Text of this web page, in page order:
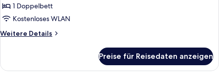
1 Doppelbett
Kostenloses WLAN
Weitere Details
Weitere
Preise für Reisedaten anzeigen